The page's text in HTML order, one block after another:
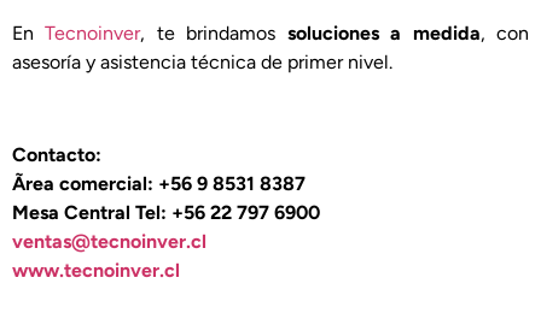
EnTecnoinver, te brindamos soluciones a medida, con
asesoría y asistencia técnica de primer nivel.
Contacto:
Ãrea comercial: +56 9 8531 8387
Mesa Central Tel: +56 22 797 6900
ventas@tecnoinver.cl
www.tecnoinver.cl